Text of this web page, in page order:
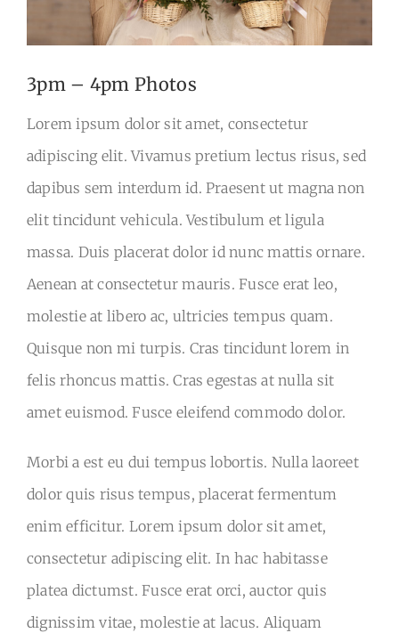
Organisation
3pm – 4pm Photos
Lorem ipsum dolor sit amet, consectetur
adipiscing elit. Vivamus pretium lectus risus, sed
dapibus sem interdum id. Praesent ut magna non
elit tincidunt vehicula. Vestibulum et ligula
massa. Duis placerat dolor id nunc mattis ornare.
Aenean at consectetur mauris. Fusce erat leo,
molestie at libero ac, ultricies tempus quam.
Quisque non mi turpis. Cras tincidunt lorem in
felis rhoncus mattis. Cras egestas at nulla sit
amet euismod. Fusce eleifend commodo dolor.
Morbi a est eu dui tempus lobortis. Nulla laoreet
dolor quis risus tempus, placerat fermentum
enim efficitur. Lorem ipsum dolor sit amet,
consectetur adipiscing elit. In hac habitasse
platea dictumst. Fusce erat orci, auctor quis
dignissim vitae, molestie at lacus. Aliquam